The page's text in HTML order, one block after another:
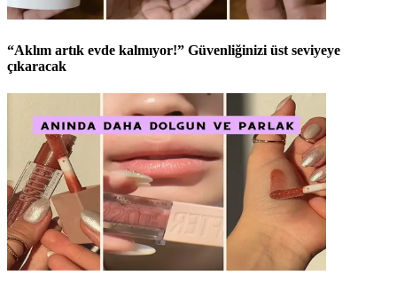
“Aklım artık evde kalmıyor!” Güvenliğinizi üst seviyeye
çıkaracak